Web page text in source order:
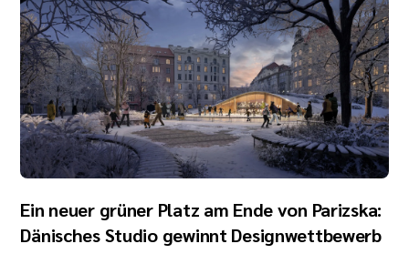
Ein neuer grüner Platz am Ende von Parizska:
Dänisches Studio gewinnt Designwettbewerb